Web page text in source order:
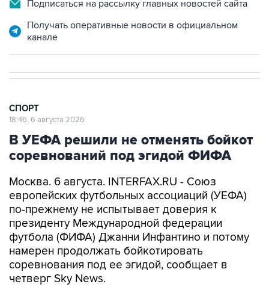
Подписаться на рассылку главных новостей сайта
Получать оперативные новости в официальном
канале
СПОРТ
18:46, 6 августа 2026
В УЕФА решили не отменять бойкот
соревнований под эгидой ФИФА
Москва. 6 августа. INTERFAX.RU - Союз
европейских футбольных ассоциаций (УЕФА)
по-прежнему не испытывает доверия к
президенту Международной федерации
футбола (ФИФА) Джанни Инфантино и потому
намерен продолжать бойкотировать
соревнования под ее эгидой, сообщает в
четверг Sky News.